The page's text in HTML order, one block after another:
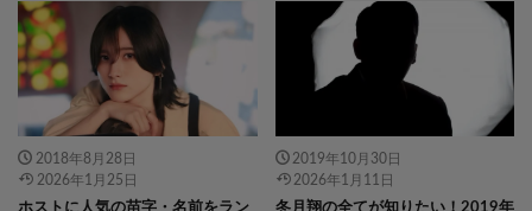
" data-layzr="
" class="attachment-
icatch375 size-icatch375 wp-post-
image" alt="" />
2018年8月28日
2026年1月25日
ホストに人気の苗字・名前をラン
" data-layzr="
" class="attachment-
icatch375 size-icatch375 wp-post-
image" alt="" />
2019年10月30日
2026年1月11日
冬月翔の全てが知りたい！2019年